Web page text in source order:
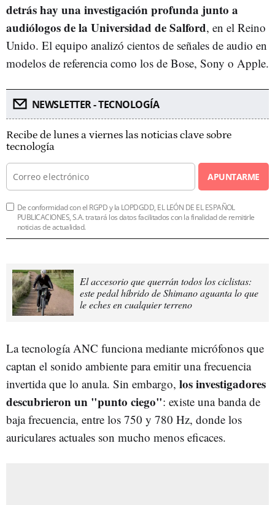
detrás hay una investigación profunda junto a
audiólogos de la Universidad de Salford, en el Reino
Unido. El equipo analizó cientos de señales de audio en
modelos de referencia como los de Bose, Sony o Apple.
NEWSLETTER - TECNOLOGÍA
Recibe de lunes a viernes las noticias clave sobre
tecnología
APUNTARME
De conformidad con el RGPD y la LOPDGDD, EL LEÓN DE EL ESPAÑOL
PUBLICACIONES, S.A. tratará los datos facilitados con la finalidad de remitirle
noticias de actualidad.
El accesorio que querrán todos los ciclistas:
este pedal híbrido de Shimano aguanta lo que
le eches en cualquier terreno
La tecnología ANC funciona mediante micrófonos que
captan el sonido ambiente para emitir una frecuencia
invertida que lo anula. Sin embargo, los investigadores
descubrieron un "punto ciego": existe una banda de
baja frecuencia, entre los 750 y 780 Hz, donde los
auriculares actuales son mucho menos eficaces.